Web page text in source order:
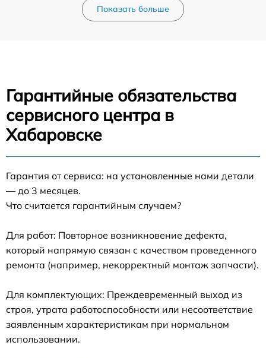
Показать больше
Гарантийные обязательства
сервисного центра в
Хабаровске
Гарантия от сервиса: на установленные нами детали
— до 3 месяцев.
Что считается гарантийным случаем?
Для работ: Повторное возникновение дефекта,
который напрямую связан с качеством проведенного
ремонта (например, некорректный монтаж запчасти).
Для комплектующих: Преждевременный выход из
строя, утрата работоспособности или несоответствие
заявленным характеристикам при нормальном
использовании.